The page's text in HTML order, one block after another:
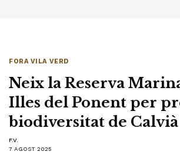
FORA VILA VERD
Neix la Reserva
Illes del Ponent per
biodiversitat de Calvià
F.V.
7 AGOST 2025